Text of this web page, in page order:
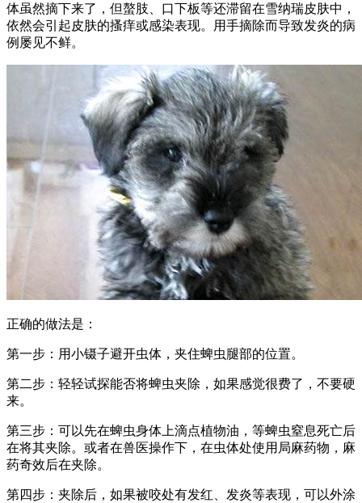
体虽然摘下来了，但螯肢、口下板等还滞留在雪纳瑞皮肤中，
依然会引起皮肤的搔痒或感染表现。用手摘除而导致发炎的病
例屡见不鲜。
正确的做法是：
第一步：用小镊子避开虫体，夹住蜱虫腿部的位置。
第二步：轻轻试探能否将蜱虫夹除，如果感觉很费了，不要硬
来。
第三步：可以先在蜱虫身体上滴点植物油，等蜱虫窒息死亡后
在将其夹除。或者在兽医操作下，在虫体处使用局麻药物，麻
药奇效后在夹除。
第四步：夹除后，如果被咬处有发红、发炎等表现，可以外涂